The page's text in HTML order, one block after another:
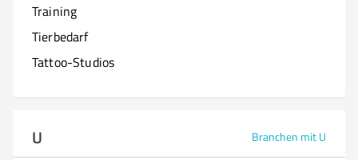
Training
Tierbedarf
Tattoo-Studios
U Branchen mit U